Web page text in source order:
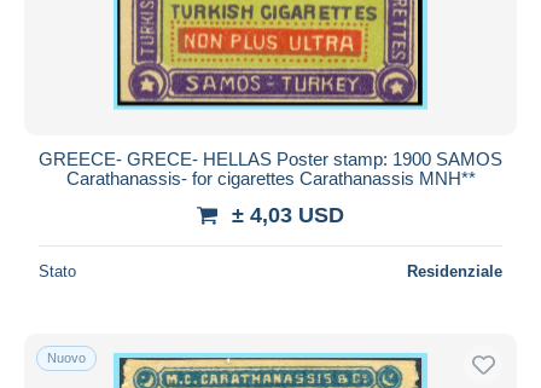
GREECE- GRECE- HELLAS Poster stamp: 1900 SAMOS
Carathanassis- for cigarettes Carathanassis MNH**
± 4,03 USD
Stato Residenziale
Nuovo